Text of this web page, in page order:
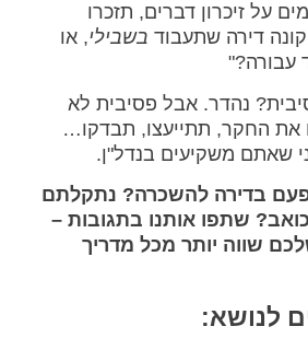
על זיכרון דברים, תזכרו
דירה שתעבוד בשבילי, או
עבורה?"
נהדר. אבל פסיבית לא
את החקר, תתייעצו, תבדקו…
שאתם משקיעים בנדל"ן.
בדירה להשכרה? נתקלתם
שתפו אותנו בתגובות –
שווה יותר מכל מדריך
לנושא: